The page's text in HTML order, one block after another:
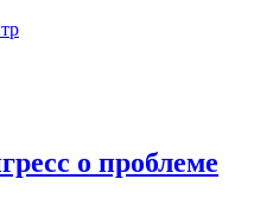
о проблеме